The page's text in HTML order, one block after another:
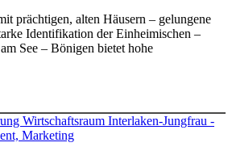
prächtigen, alten Häusern – gelungene
Identifikation der Einheimischen –
See – Bönigen bietet hohe